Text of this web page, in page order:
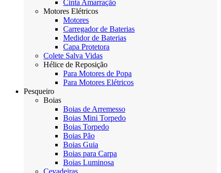
Cinta Amarração
Motores Elétricos
Motores
Carregador de Baterias
Medidor de Baterias
Capa Protetora
Colete Salva Vidas
Hélice de Reposição
Para Motores de Popa
Para Motores Elétricos
Pesqueiro
Boias
Boias de Arremesso
Boias Mini Torpedo
Boias Torpedo
Boias Pão
Boias Guia
Boias para Carpa
Boias Luminosa
Cevadeiras